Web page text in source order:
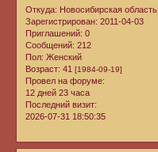
Откуда: Новосибирская область
Зарегистрирован: 2011-04-03
Приглашений: 0
Сообщений: 212
Пол: Женский
Возраст: 41 [1984-09-19]
Провел на форуме:
12 дней 23 часа
Последний визит:
2026-07-31 18:50:35